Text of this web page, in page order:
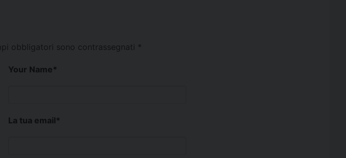
obbligatori sono contrassegnati *
Your Name*
La tua email*